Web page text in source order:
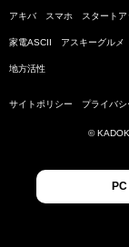
アキバ スマホ スタートア
家電ASCII アスキーグルメ
地方活性
サイトポリシー プライバ
©
PC